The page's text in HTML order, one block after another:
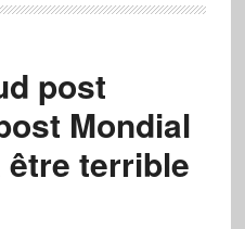
post
Mondial
être terrible